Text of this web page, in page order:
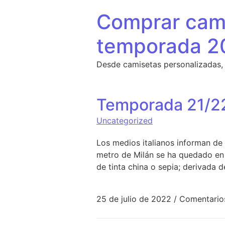
Comprar
temporada
Desde camisetas
Temporada 21/
Uncategorized
Los medios italianos informan
metro de Milán se ha quedado
de tinta china o sepia; derivada
25 de julio de 2022 /